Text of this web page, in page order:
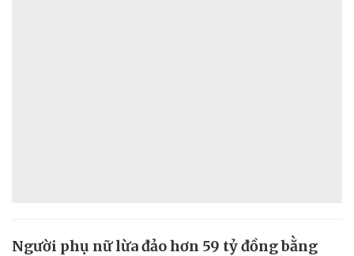
Người phụ nữ lừa đảo hơn 59 tỷ đồng bằng